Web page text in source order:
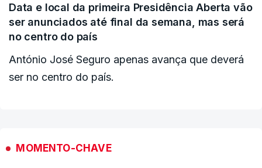
Data e local da primeira Presidência Aberta vão
ser anunciados até final da semana, mas será
no centro do país
António José Seguro apenas avança que deverá
ser no centro do país.
MOMENTO-CHAVE